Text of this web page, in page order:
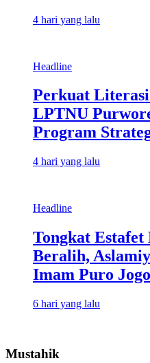
4 hari yang lalu
Headline
Perkuat
LPTNU
Program
4 hari yang lalu
Headline
Tongkat
Beralih,
Imam Puro
6 hari yang lalu
Mustahik